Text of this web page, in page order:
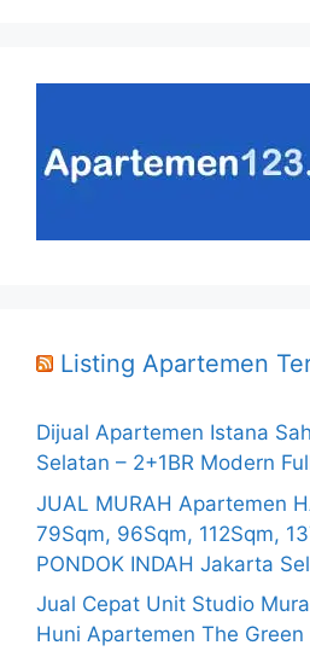
Listing Apartemen
Dijual Apartemen Istana
Selatan – 2+1BR Modern
JUAL MURAH Apartemen
79Sqm, 96Sqm, 112Sqm,
PONDOK INDAH Jakarta
Jual Cepat Unit Studio
Huni Apartemen The